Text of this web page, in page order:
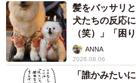
その理由とは
竹中 友一（
2026.08.06
誰も求めてい
な挨拶」や「
やめられない